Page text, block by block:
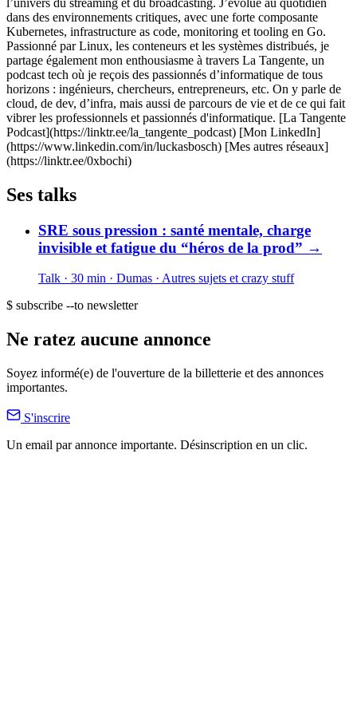
dans des environnements critiques, avec une forte composante
Kubernetes, infrastructure as code, monitoring et tooling en Go.
Passionné par Linux, les conteneurs et les systèmes distribués, je
partage également mon enthousiasme à travers La Tangente, un
podcast tech où je reçois des passionnés d’informatique de tous
horizons : ingénieurs, chercheurs, entrepreneurs, etc. On y parle de
cloud, de dev, d’infra, mais aussi de parcours de vie et de ce qui fait
vibrer les professionnels et passionnés d'informatique. [La Tangente
Podcast](https://linktr.ee/la_tangente_podcast) [Mon LinkedIn]
(https://www.linkedin.com/in/luckasbosch) [Mes autres réseaux]
(https://linktr.ee/0xbochi)
Ses talks
SRE sous pression : santé mentale, charge
invisible et fatigue du “héros de la prod” →
Talk · 30 min · Dumas · Autres sujets et crazy stuff
$ subscribe --to newsletter
Ne ratez aucune annonce
Soyez informé(e) de l'ouverture de la billetterie et des annonces
importantes.
S'inscrire
Un email par annonce importante. Désinscription en un clic.